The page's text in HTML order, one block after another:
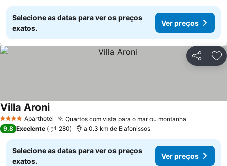
Selecione as datas para ver os preços
exatos.
Ver preços
Partilhar
4 EstrelasAparthotel Quartos com vista para o mar ou montanha
Villa AroniVer preços
9,8 Excelente 280 a 0.3 km de Elafonissos
Selecione as datas para ver os preços
exatos.
Ver preços